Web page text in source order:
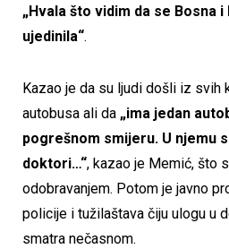
„Hvala što vidim da se Bosna
ujedinila“.
Kazao je da su ljudi došli iz svih
autobusa ali da „ima jedan
pogrešnom smijeru. U njemu
doktori…“, kazao je Memić, što
odobravanjem. Potom je javno
policije i tužilaštava čiju ulogu u
smatra nečasnom.